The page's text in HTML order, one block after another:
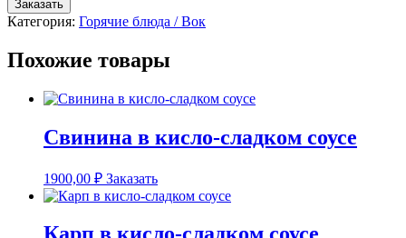
Индейка
по
Заказать
Категория: Горячие блюда / Вок
Похожие товары
Свинина в кисло-сладком соусе
1900,00 ₽ Заказать